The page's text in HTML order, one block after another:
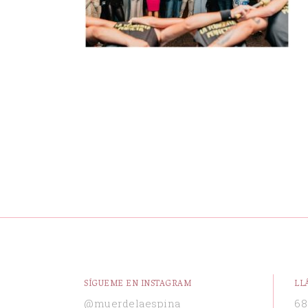
SÍGUEME EN INSTAGRAM
@muerdelaespina